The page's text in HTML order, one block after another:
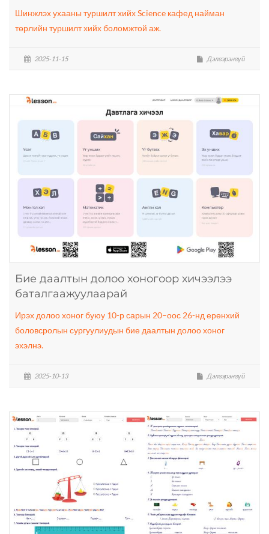
Шинжлэх ухааны туршилт хийх Science кафед найман
төрлийн туршилт хийх боломжтой аж.
2025-11-15 Дэлгэрэнгүй
Бие даалтын долоо хоногоор хичээлээ
баталгаажуулаарай
Ирэх долоо хоног буюу 10-р сарын 20–оос 26-нд ерөнхий
боловсролын сургуулиудын бие даалтын долоо хоног
эхэлнэ.
2025-10-13 Дэлгэрэнгүй